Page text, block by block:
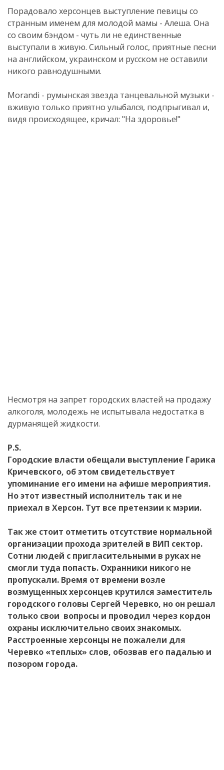
Порадовало херсонцев выступление певицы со
странным именем для молодой мамы - Алеша. Она
со своим бэндом - чуть ли не единственные
выступали в живую. Сильный голос, приятные песни
на английском, украинском и русском не оставили
никого равнодушными.
Morandi - румынская звезда танцевальной музыки -
вживую только приятно улыбался, подпрыгивал и,
видя происходящее, кричал: "На здоровье!"
Несмотря на запрет городских властей на продажу
алкоголя, молодежь не испытывала недостатка в
дурманящей жидкости.
P.S.
Городские власти обещали выступление Гарика
Кричевского, об этом свидетельствует
упоминание его имени на афише мероприятия.
Но этот известный исполнитель так и не
приехал в Херсон. Тут все претензии к мэрии.
Так же стоит отметить отсутствие нормальной
организации прохода зрителей в ВИП сектор.
Сотни людей с пригласительными в руках не
смогли туда попасть. Охранники никого не
пропускали. Время от времени возле
возмущенных херсонцев крутился заместитель
городского головы Сергей Черевко, но он решал
только свои вопросы и проводил через кордон
охраны исключительно своих знакомых.
Расстроенные херсонцы не пожалели для
Черевко «теплых» слов, обозвав его падалью и
позором города.